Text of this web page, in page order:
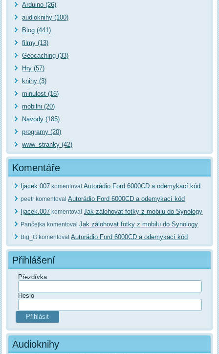
Arduino (26)
audioknihy (100)
Blog (441)
filmy (13)
Geocaching (33)
Hry (57)
knihy (3)
minulost (16)
mobilni (20)
Navody (185)
programy (20)
www_stranky (42)
Komentáře
Ijacek.007 komentovalAutorádio Ford 6000CD a odemykací kód
peetr komentovalAutorádio Ford 6000CD a odemykací kód
Ijacek.007 komentovalJak zálohovat fotky z mobilu do Synology
Pančejka komentovalJak zálohovat fotky z mobilu do Synology
Big_G komentovalAutorádio Ford 6000CD a odemykací kód
Přihlášení
Přezdívka
Heslo
Audioknihy